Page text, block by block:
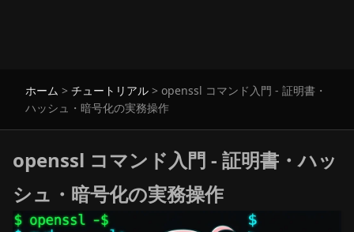
ホーム > チュートリアル > openssl コマンド入門 - 証明書・
ハッシュ・暗号化の実務操作
openssl コマンド入門 - 証明書・ハッ
シュ・暗号化の実務操作